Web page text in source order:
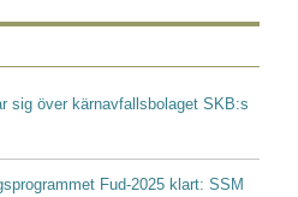
sig över kärnavfallsbolaget SKB:s
Fud-2025 klart: SSM